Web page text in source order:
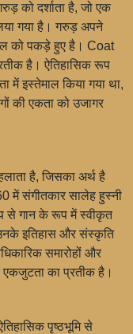
को दर्शाता है, जो एक
गया है। गरुड़ अपने
को पकड़े हुए है। Coat
है। ऐतिहासिक रूप
में इस्तेमाल किया गया था,
की एकता को उजागर
है, जिसका अर्थ है
में संगीतकार सालेह हुस्नी
से गान के रूप में स्वीकृत
इतिहास और संस्कृति
समारोहों और
एकजुटता का प्रतीक है।
पृष्ठभूमि से